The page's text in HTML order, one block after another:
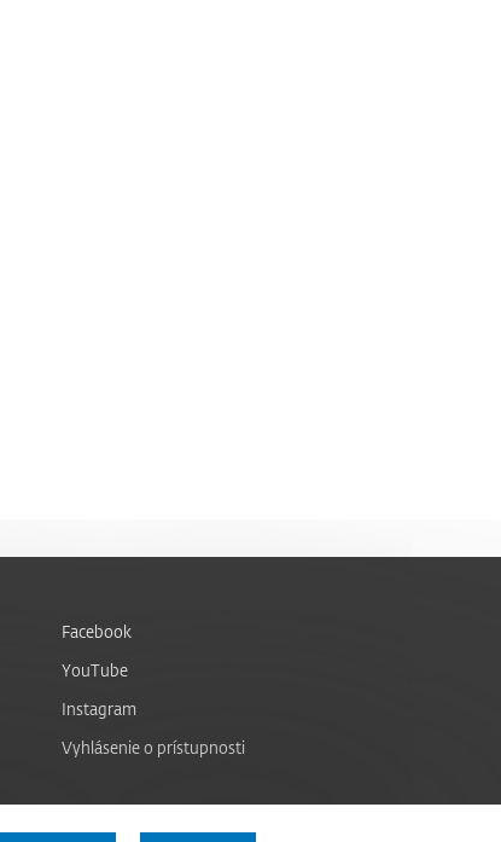
Facebook
YouTube
Instagram
Vyhlásenie o prístupnosti